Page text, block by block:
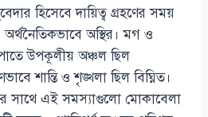
হিসেবে দায়িত্ব গ্রহণের সময়
অস্থির। মগ ও
উপকূলীয় অঞ্চল ছিল
শান্তি ও শৃঙ্খলা ছিল বিঘ্নিত।
সাথে এই সমস্যাগুলো মোকাবেলা